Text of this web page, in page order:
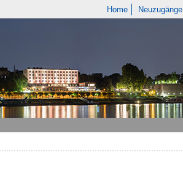
Home Neuzugänge